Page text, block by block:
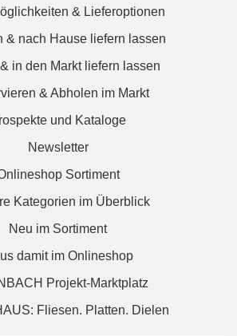
& Lieferoptionen
& nach Hause liefern lassen
in den Markt liefern lassen
& Abholen im Markt
und Kataloge
Newsletter
Sortiment
Kategorien im Überblick
Neu im Sortiment
damit im Onlineshop
Projekt-Marktplatz
Fliesen. Platten. Dielen